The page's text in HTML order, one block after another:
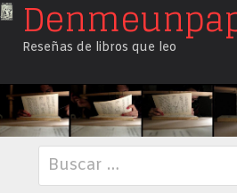
Saltar
Reseñas de libros que leo
Buscar: